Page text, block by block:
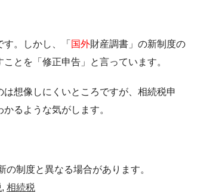
。しかし、「 国外財産調書」の新制度の
とを「修正申告」と言っています。
想像しにくいところですが、相続税申
るような気がします。
制度と異なる場合があります。
, 相続税